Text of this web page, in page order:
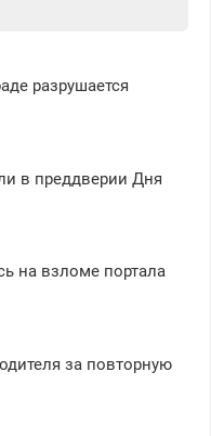
разрушается
в преддверии Дня
на взломе портала
за повторную